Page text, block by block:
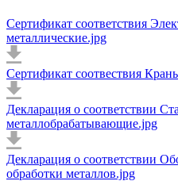
Сертификат соответствия
металлические.jpg
Сертификат соотвествия
Декларация о соответствии
металлобрабатывающие.jpg
Декларация о соответствии
обработки металлов.jpg